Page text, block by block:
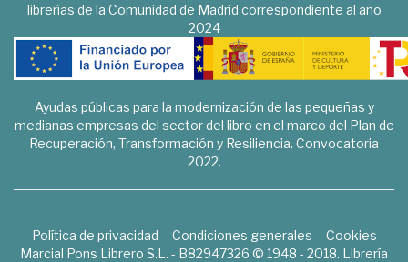
librerías de la Comunidad de Madrid correspondiente al año
2024
Ayudas públicas para la modernización de las pequeñas y
medianas empresas del sector del libro en el marco del Plan de
Recuperación, Transformación y Resiliencia. Convocatoria
2022.
Política de privacidad Condiciones generales
Cookies
Marcial Pons Librero S.L. - B82947326 © 1948 - 2018. Librería